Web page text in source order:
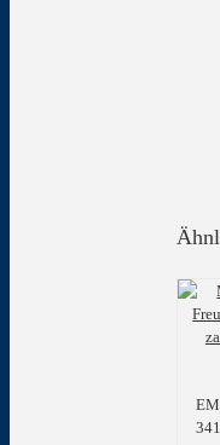
EM
341